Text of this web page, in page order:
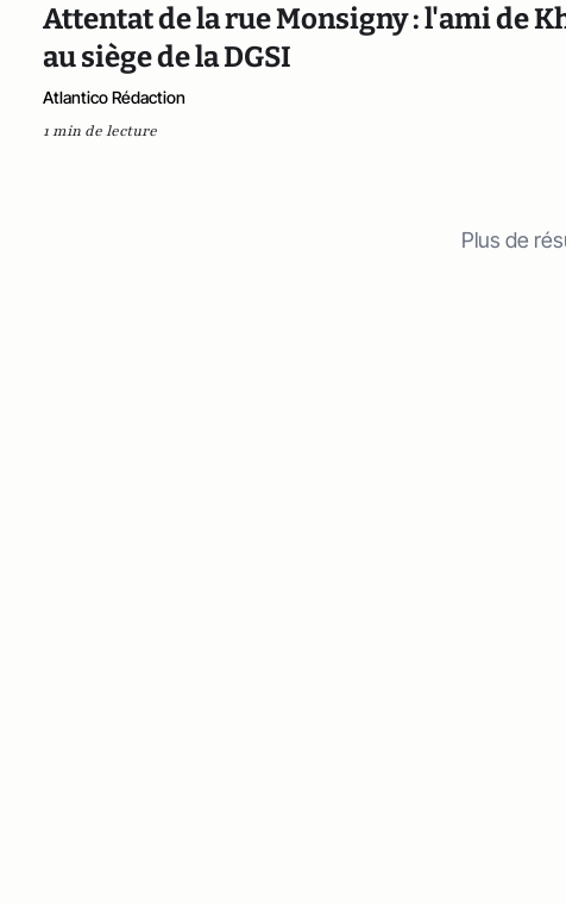
Attentat de la rue Monsigny : l'ami de
au siège de la DGSI
Atlantico Rédaction
1 min de lecture
Plus de